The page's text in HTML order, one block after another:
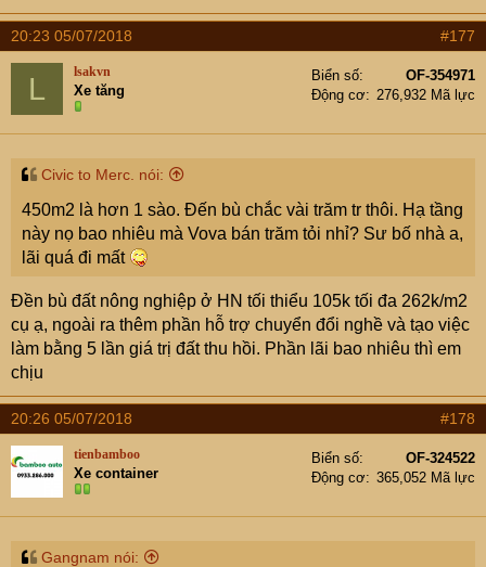
20:23 05/07/2018 #177
L lsakvn
Xe tăng
Biển số
OF-354971
Động cơ
276,932 Mã lực
Civic to Merc. nói:
450m2 là hơn 1 sào. Đến bù chắc vài trăm tr thôi. Hạ tầng
này nọ bao nhiêu mà Vova bán trăm tỏi nhỉ? Sư bố nhà a,
lãi quá đi mất
Đền bù đất nông nghiệp ở HN tối thiểu 105k tối đa 262k/m2
cụ ạ, ngoài ra thêm phần hỗ trợ chuyển đổi nghề và tạo việc
làm bằng 5 lần giá trị đất thu hồi. Phần lãi bao nhiêu thì em
chịu
20:26 05/07/2018 #178
tienbamboo
Xe container
Biển số
OF-324522
Động cơ
365,052 Mã lực
Gangnam nói: